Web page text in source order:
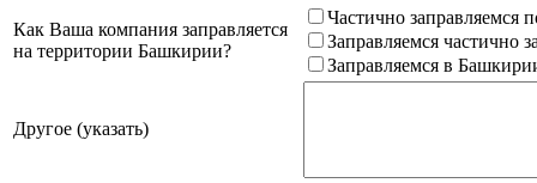
Как Ваша компания заправляется
на территории Башкирии?
Частично заправляемся
Заправляемся частично
Заправляемся в
Другое (указать)